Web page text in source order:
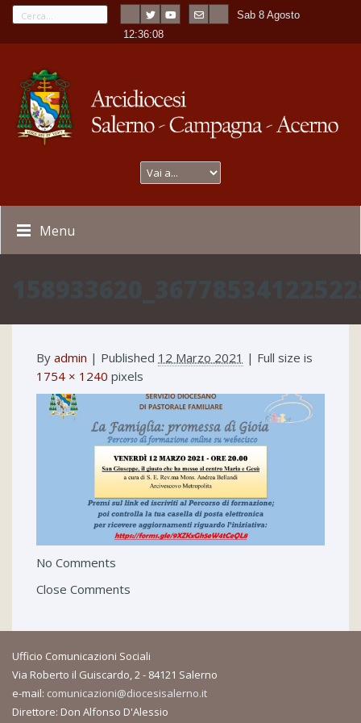
Sab 8 Agosto
12:36:08
Menu
By admin | Published 12 Marzo 2021 | Full size is
1754 × 1240 pixels
No Comments
Close Comments
Ufficio Comunicazioni Sociali
Via Roberto il Guiscardo, 2 - 84121 Salerno
e-mail: comunicazioni@diocesisalerno.it
Direttore: Don Alfonso D'Alessio